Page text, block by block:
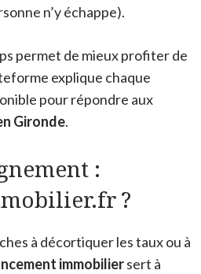
n’y échappe).
permet de mieux profiter de
explique chaque
pour répondre aux
Gironde.
:
?
à décortiquer les taux ou à
immobiliersert à